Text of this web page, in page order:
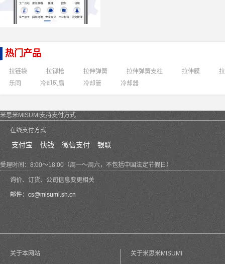
热门产品
拉链袋 拉铆枪 拉伸弹簧 拉伸弹簧支柱 拉伸膜
乐同
冷却风扇 冷却管 冷却器
米思米MISUMI支持支付方式
在线支付方式
支付宝 快钱 微信支付 银联
受理时间：8:00～18:00（周一～周六，不包括中国法定节假日）
询价、订货、公司信息变更相关
邮件： cs@misumi.sh.cn
关于本网站 关于米思米MISUMI